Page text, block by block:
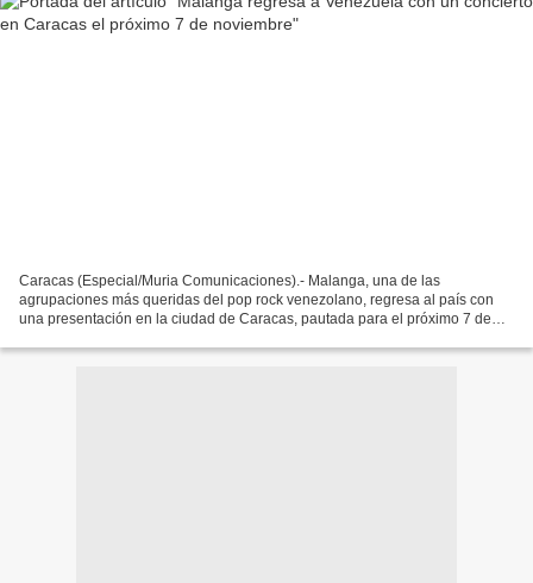
Caracas (Especial/Muria Comunicaciones).- Malanga, una de las
agrupaciones más queridas del pop rock venezolano, regresa al país con
una presentación en la ciudad de Caracas, pautada para el próximo 7 de